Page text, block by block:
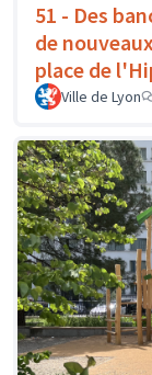
51 - Des
de
place de
Ville de Lyon